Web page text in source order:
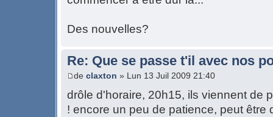
Des nouvelles?
Re: Que se passe t'il avec nos
de claxton » Lun 13 Juil 2009 21:40
drôle d'horaire, 20h15, ils viennent de
! encore un peu de patience, peut être